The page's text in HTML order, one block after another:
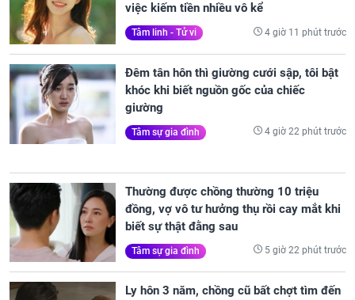
việc kiếm tiền nhiều vô kể
Tâm linh - Tử vi 4 giờ 11 phút trước
Đêm tân hôn thì giường cưới sập, tôi bật
khóc khi biết nguồn gốc của chiếc
giường
Tâm sự gia đình 4 giờ 22 phút trước
Thường được chồng thường 10 triệu
đồng, vợ vô tư hưởng thụ rồi cay mắt khi
biết sự thật đằng sau
Tâm sự gia đình 5 giờ 22 phút trước
Ly hôn 3 năm, chồng cũ bất chợt tìm đến